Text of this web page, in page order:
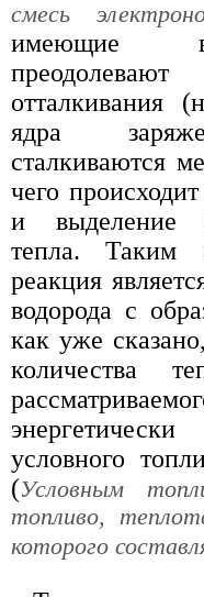
смесь
имеющие
отталкивания
ядра
сталкиваются
чего
и выделение
тепла. Таким
реакция
водорода с
как уже
количества
условного
(Условным
топливо,
которого